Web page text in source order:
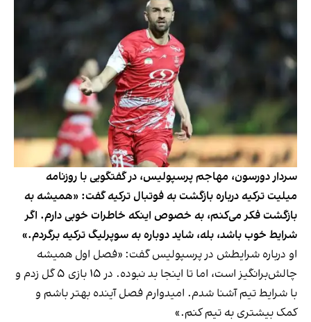
سردار دورسون، مهاجم پرسپولیس، در گفتگویی با روزنامه
میلیت ترکیه‌ درباره بازگشت به فوتبال ترکیه گفت: «همیشه به
بازگشت فکر می‌کنم، به خصوص اینکه خاطرات خوبی دارم. اگر
شرایط خوب باشد، بله، شاید دوباره به سوپرلیگ ترکیه برگردم.»
او درباره شرایطش در پرسپولیس گفت: «فصل اول همیشه
چالش‌برانگیز است، اما تا اینجا بد نبوده. در ۱۵ بازی ۵ گل زدم و
با شرایط تیم آشنا شدم. امیدوارم فصل آینده بهتر باشم و
کمک بیشتری به تیم کنم.»